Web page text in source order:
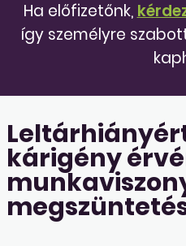
Ha előfizetőnk,
így személyre
kárigény